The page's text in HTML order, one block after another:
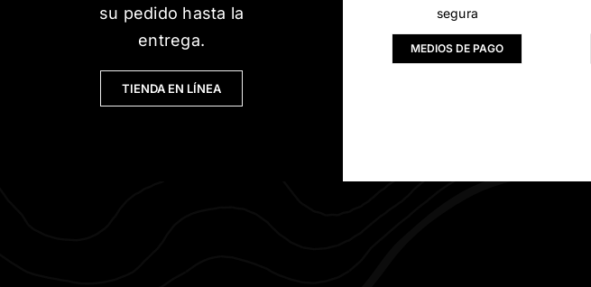
su pedido hasta la
entrega.
TIENDA EN LÍNEA
segura
MEDIOS DE PAGO